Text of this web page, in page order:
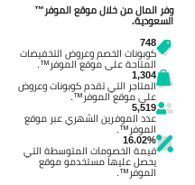
وفر المال من خلال موقع الموفر™
السعودية.
748
كوبونات الخصم وعروض التخفيضات
المتاحة على موقع الموفر™.
1,304
المتاجر التي تقدم كوبونات وعروض
على موقع الموفر™.
5,519
عدد الموفرين الشهري عبر موقع
الموفر™.
16.02%
قيمة الخصومات المتوسطة التي
يحصل عليها مستخدمو موقع
الموفر™.